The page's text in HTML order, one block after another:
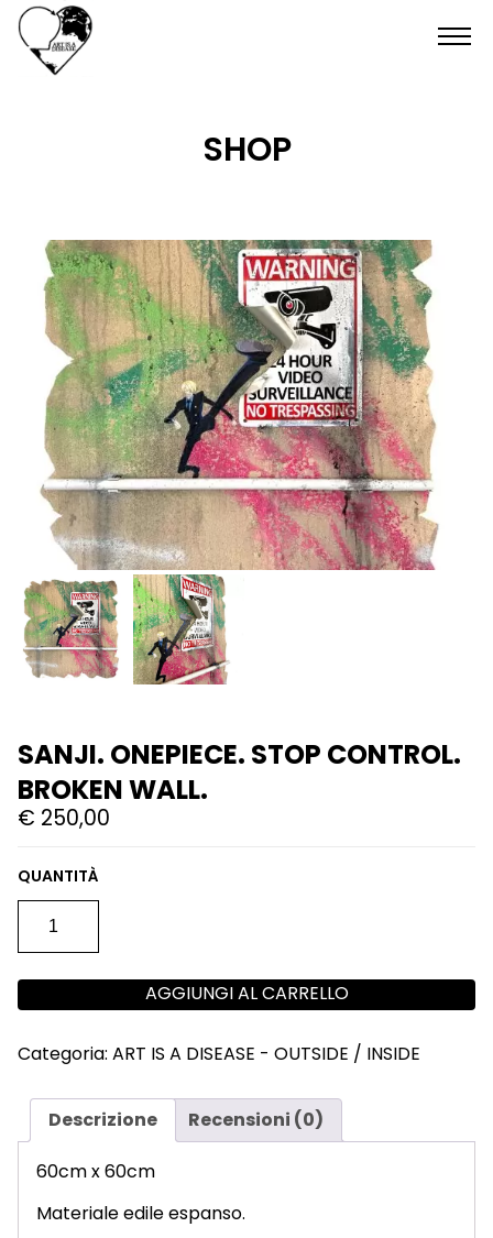
SHOP
SANJI. ONEPIECE. STOP CONTROL.
BROKEN WALL.
€ 250,00
SANJI.
ONEPIECE.
BROKEN
QUANTITÀ
AGGIUNGI AL CARRELLO
Categoria: ART IS A DISEASE - OUTSIDE / INSIDE
Descrizione Recensioni (0)
60cm x 60cm
Materiale edile espanso.